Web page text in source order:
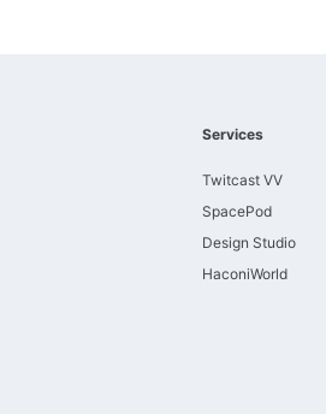
Services
Twitcast VV
SpacePod
Design Studio
HaconiWorld